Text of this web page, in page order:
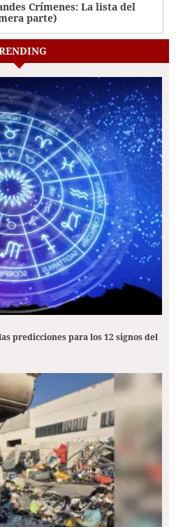
Crímenes: La lista del
parte)
predicciones para los 12 signos del